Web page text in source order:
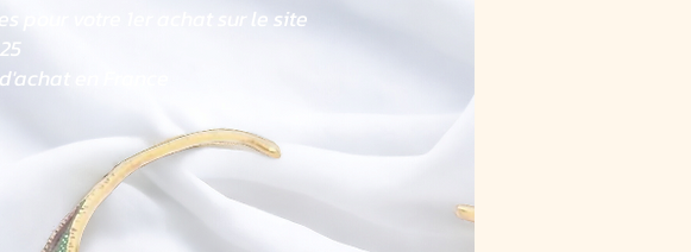
pour votre 1er achat sur le site
en France